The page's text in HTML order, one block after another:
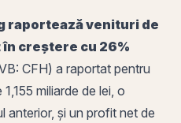
raportează venituri de
în creștere cu 26%
CFH) a raportat pentru
miliarde de lei, o
anterior, și un profit net de